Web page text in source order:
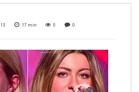
17 min 0 0